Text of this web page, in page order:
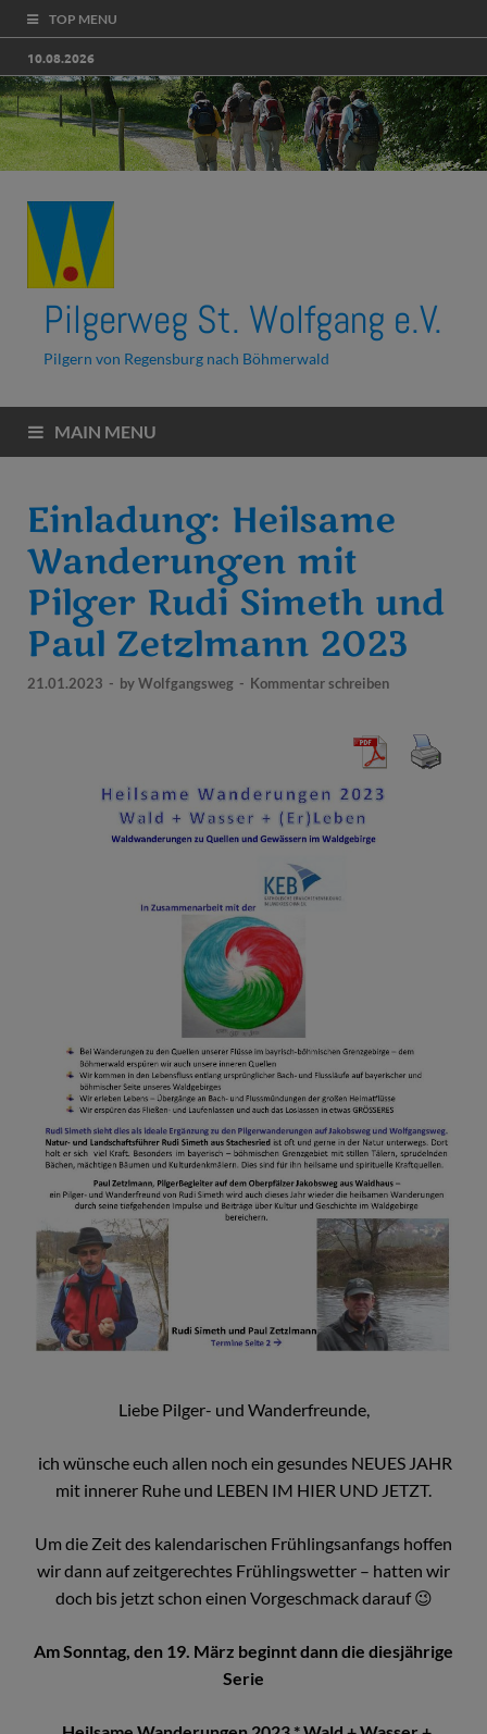
TOP MENU
10.08.2026
Pilgerweg St. Wolfgang e.V.
Pilgern von Regensburg nach Böhmerwald
MAIN MENU
Einladung: Heilsame
Wanderungen mit
Pilger Rudi Simeth und
Paul Zetzlmann 2023
21.01.2023 - byWolfgangsweg - Kommentar schreiben
Liebe Pilger- und Wanderfreunde,
ich wünsche euch allen noch ein gesundes NEUES JAHR
mit innerer Ruhe und LEBEN IM HIER UND JETZT.
Um die Zeit des kalendarischen Frühlingsanfangs hoffen
wir dann auf zeitgerechtes Frühlingswetter – hatten wir
doch bis jetzt schon einen Vorgeschmack darauf 😉
Am Sonntag, den 19. März beginnt dann die diesjährige
Serie